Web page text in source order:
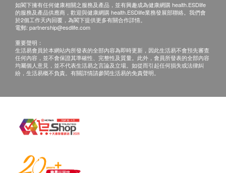
如閣下擁有任何健康相關之服務及產品，並有興趣成為健康網購 health.ESDlife
的服務及產品供應商，歡迎與健康網購 health.ESDlife業務發展部聯絡。我們會
於2個工作天內回覆，為閣下提供更多有關合作詳情。
電郵: partnership@esdlife.com
重要聲明：
生活易會員於本網站內所發表的全部內容為即時更新，因此生活易不會預先審查
任何內容，並不會保證其準確性、完整性及質量。此外，會員所發表的全部內容
均屬個人意見，並不代表生活易之言論及立場。如從而引起任何損失或法律糾
紛，生活易概不負責。有關詳情請參閱生活易的免責聲明。